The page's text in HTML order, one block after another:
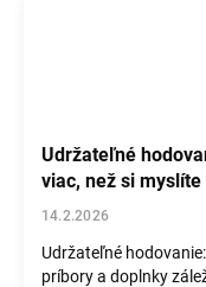
Udržateľné
viac, než si myslíte
14.2.2026
Udržateľné
príbory a doplnky